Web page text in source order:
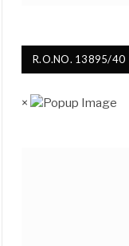
R.O.NO. 13895/40
×